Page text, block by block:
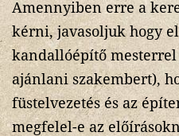
Amennyiben erre a
kérni, javasoljuk hogy
kandallóépítő
ajánlani szakembert),
füstelvezetés és az
megfelel-e az